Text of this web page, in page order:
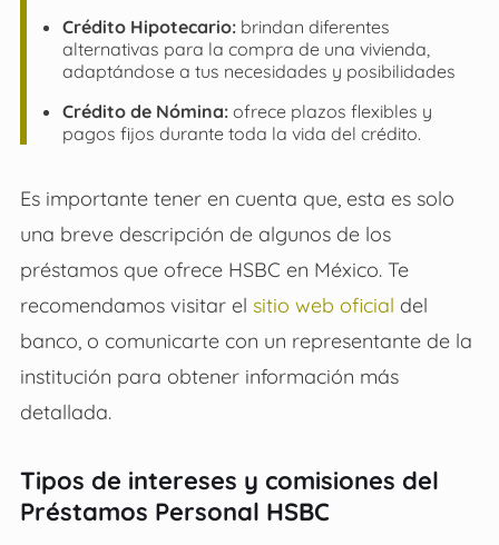
Crédito Hipotecario: brindan diferentes
alternativas para la compra de una vivienda,
adaptándose a tus necesidades y posibilidades
Crédito de Nómina: ofrece plazos flexibles y
pagos fijos durante toda la vida del crédito.
Es importante tener en cuenta que, esta es solo
una breve descripción de algunos de los
préstamos que ofrece HSBC en México. Te
recomendamos visitar el sitio web oficial del
banco, o comunicarte con un representante de la
institución para obtener información más
detallada.
Tipos de intereses y comisiones del
Préstamos Personal HSBC